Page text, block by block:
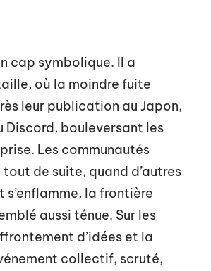
cap symbolique. Il a
où la moindre fuite
leur publication au Japon,
Discord, bouleversant les
Les communautés
de suite, quand d’autres
la frontière
aussi ténue. Sur les
d’idées et la
collectif, scruté,